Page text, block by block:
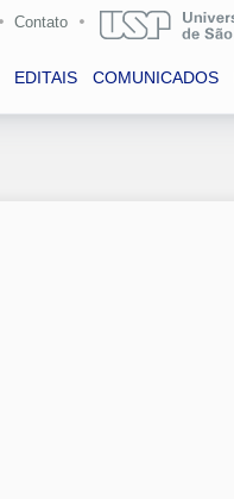
Contato
EDITAIS COMUNICADOS